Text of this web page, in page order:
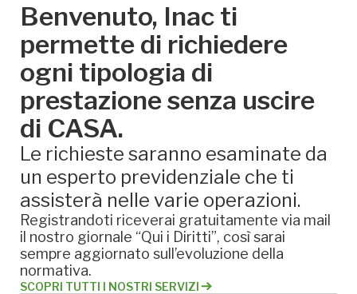
Benvenuto, Inac ti
permette di richiedere
ogni tipologia di
prestazione senza uscire
di CASA.
Le richieste saranno esaminate da
un esperto previdenziale che ti
assisterà nelle varie operazioni.
Registrandoti riceverai gratuitamente via mail
il nostro giornale “Qui i Diritti”, così sarai
sempre aggiornato sull’evoluzione della
normativa.
SCOPRI TUTTI I NOSTRI SERVIZI